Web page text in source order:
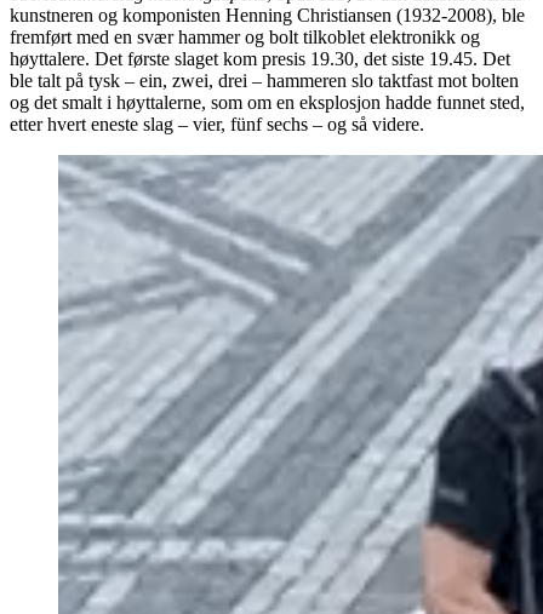
kunstneren og komponisten Henning Christiansen (1932-2008), ble
fremført med en svær hammer og bolt tilkoblet elektronikk og
høyttalere. Det første slaget kom presis 19.30, det siste 19.45. Det
ble talt på tysk – ein, zwei, drei – hammeren slo taktfast mot bolten
og det smalt i høyttalerne, som om en eksplosjon hadde funnet sted,
etter hvert eneste slag – vier, fünf sechs – og så videre.